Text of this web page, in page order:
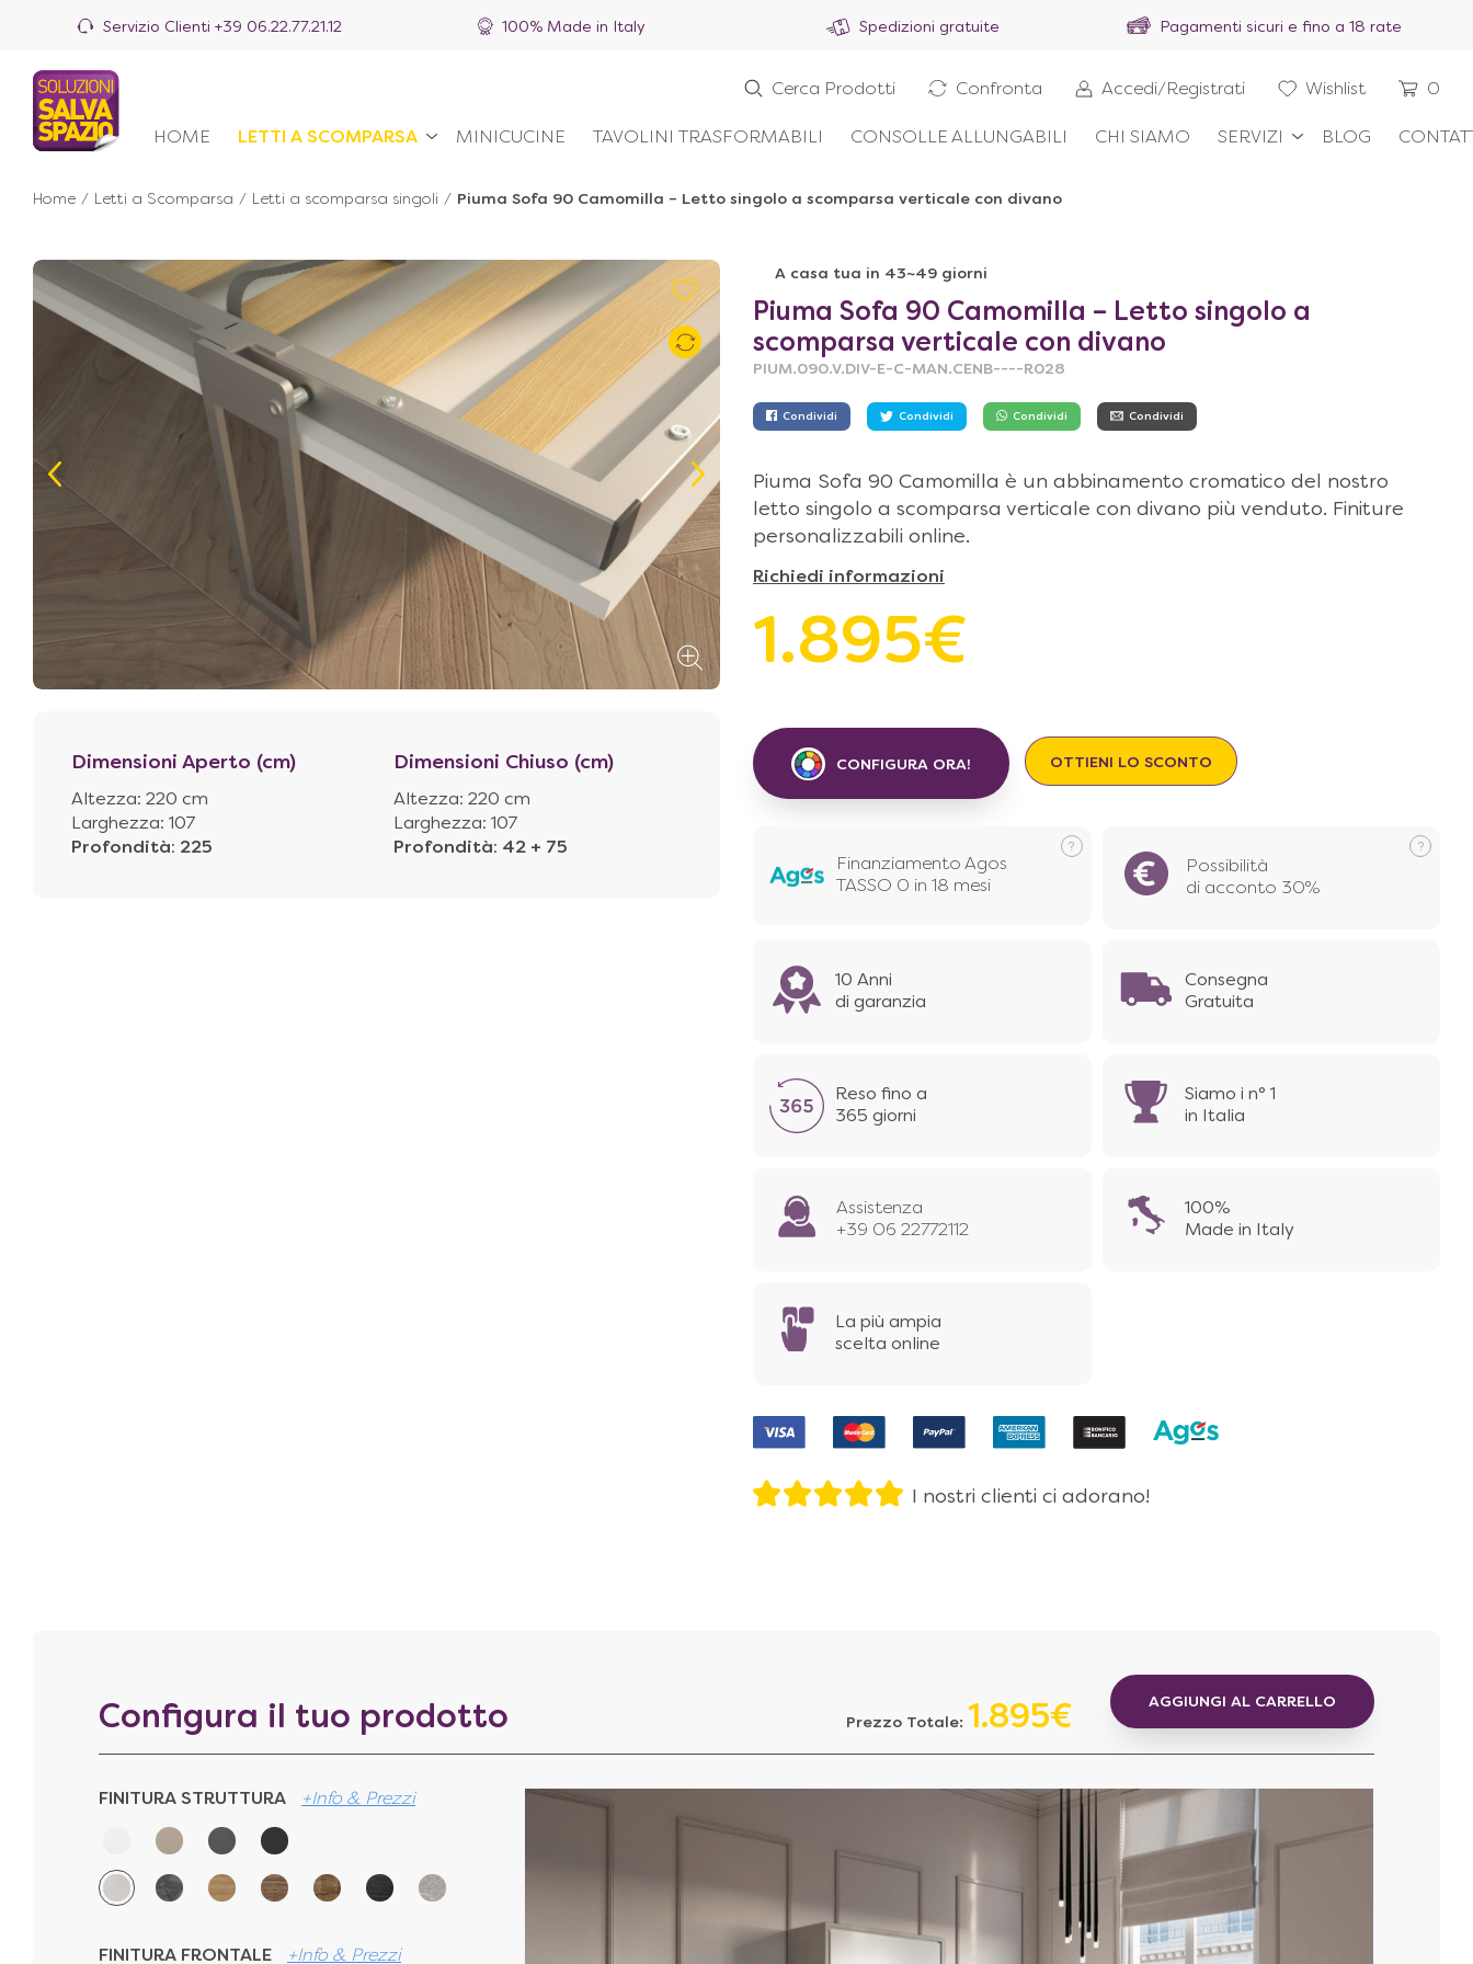
Servizio Clienti +39 06.22.77.21.12 100% Made in Italy Spedizioni gratuite Pagamenti sicuri e fino a 18 rate
HOME LETTI A SCOMPARSA MINICUCINE TAVOLINI TRASFORMABILI CONSOLLE ALLUNGABILI CHI SIAMO SERVIZI BLOG
Cerca Prodotti Confronta Accedi/Registrati Wishlist 0
Home / Letti a Scomparsa / Letti a scomparsa singoli / Piuma Sofa 90 Camomilla – Letto singolo a scomparsa verticale con divano
Dimensioni Aperto (cm)
Altezza: 220 cm
Larghezza: 107
Profondità: 225
Dimensioni Chiuso (cm)
Altezza: 220 cm
Larghezza: 107
Profondità: 42 + 75
A casa tua in 43~49 giorni
Piuma Sofa 90 Camomilla – Letto singolo a
scomparsa verticale con divano
PIUM.090.V.DIV-E-C-MAN.CENB----R028
Condividi Condividi Condividi Condividi
Piuma Sofa 90 Camomilla è un abbinamento cromatico del nostro
letto singolo a scomparsa verticale con divano più venduto. Finiture
personalizzabili online.
Richiedi informazioni
1.895€
CONFIGURA ORA! OTTIENI LO SCONTO
Finanziamento Agos
TASSO 0 in 18 mesi
Possibilità
di acconto 30%
10 Anni
di garanzia
Consegna
Gratuita
Reso fino a
365 giorni
Siamo i n° 1
in Italia
Assistenza
+39 06 22772112
100%
Made in Italy
La più ampia
scelta online
I nostri clienti ci adorano!
Configura il tuo prodotto Prezzo Totale: 1.895€
AGGIUNGI AL CARRELLO
FINITURA STRUTTURA +Info & Prezzi
FINITURA FRONTALE +Info & Prezzi